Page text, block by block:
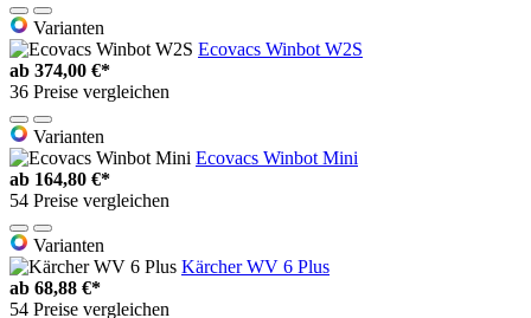
Varianten
Ecovacs Winbot W2S
ab 374,00 €*
36 Preise vergleichen
Varianten
Ecovacs Winbot Mini
ab 164,80 €*
54 Preise vergleichen
Varianten
Kärcher WV 6 Plus
ab 68,88 €*
54 Preise vergleichen